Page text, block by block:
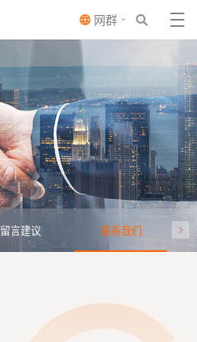
网群
留言建议 联系我们